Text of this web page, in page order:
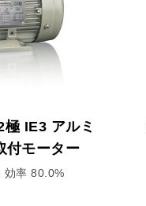
IE3 アルミ
付モーター
効率 80.0%